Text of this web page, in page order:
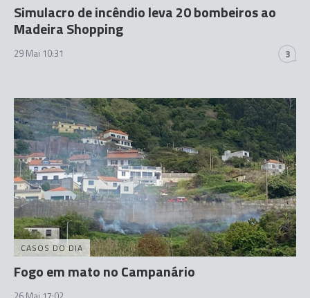
Simulacro de incêndio leva 20 bombeiros ao
Madeira Shopping
29 Mai 10:31 3
CASOS DO DIA
Fogo em mato no Campanário